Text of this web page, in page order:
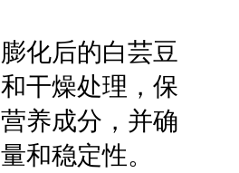
化后的白芸豆
干燥处理，保
养成分，并确
和稳定性。